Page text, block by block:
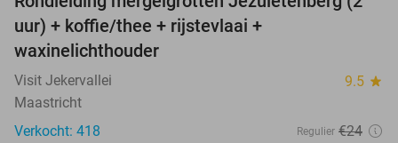
25%
uur) + koffie/thee + rijstevlaai +
waxinelichthouder
Visit Jekervallei 9.5 star
Maastricht
Verkocht: 418
Regulier €24